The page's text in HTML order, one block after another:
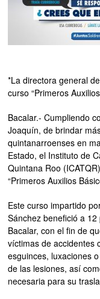
*La directora general
curso “Primeros
Bacalar.- Cumpliendo
Joaquín, de brindar
quintanarroenses en
Estado, el Instituto de
Quintana Roo
“Primeros Auxilios
Este curso impartido
Sánchez benefició a
Bacalar, con el fin de
víctimas de accidentes
esguinces, luxaciones
de las lesiones, así
necesaria para su